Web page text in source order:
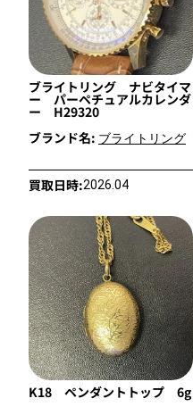
ブライトリング ナビタイマ
ー パーペチュアルカレンダ
ー H29320
ブランド名: ブライトリング
買取日時:2026.04
K18 ペンダントトップ 6g